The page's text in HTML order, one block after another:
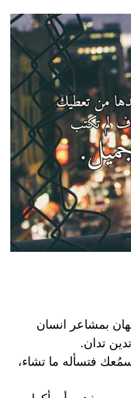
بمشاعر انسان
تدان.
فتسأله ما تشاء،